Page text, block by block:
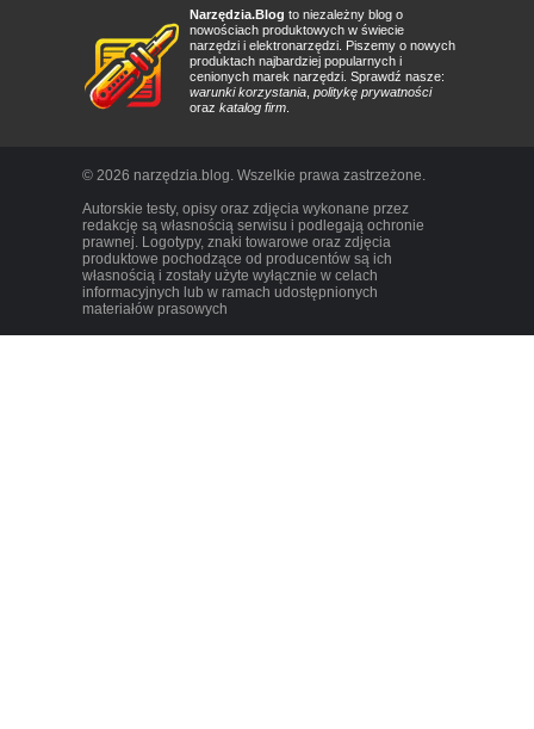
Narzędzia.Blog to niezależny blog o
nowościach produktowych w świecie
narzędzi i elektronarzędzi. Piszemy o nowych
produktach najbardziej popularnych i
cenionych marek narzędzi. Sprawdź nasze:
warunki korzystania politykę prywatności
oraz katalog firm
© 2026 narzędzia.blog. Wszelkie prawa zastrzeżone.
Autorskie testy, opisy oraz zdjęcia wykonane przez
redakcję są własnością serwisu i podlegają ochronie
prawnej. Logotypy, znaki towarowe oraz zdjęcia
produktowe pochodzące od producentów są ich
własnością i zostały użyte wyłącznie w celach
informacyjnych lub w ramach udostępnionych
materiałów prasowych